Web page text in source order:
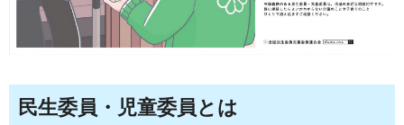
民生委員・児童委員とは